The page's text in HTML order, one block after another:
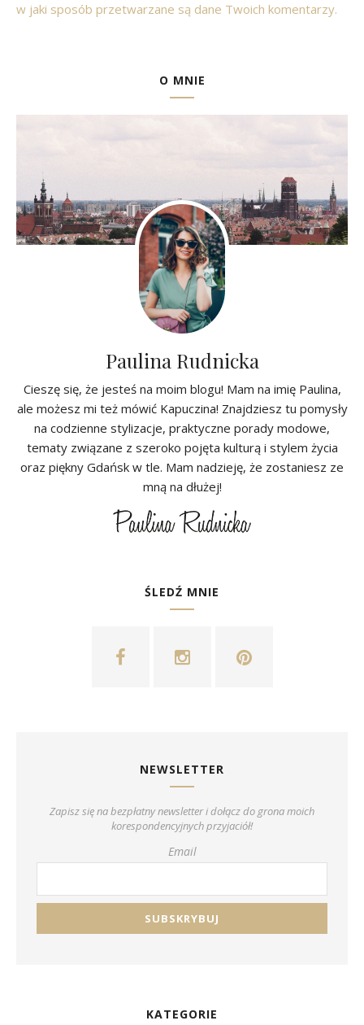
w jaki sposób przetwarzane są dane Twoich komentarzy.
O MNIE
Paulina Rudnicka
Cieszę się, że jesteś na moim blogu! Mam na imię Paulina,
ale możesz mi też mówić Kapuczina! Znajdziesz tu pomysły
na codzienne stylizacje, praktyczne porady modowe,
tematy związane z szeroko pojęta kulturą i stylem życia
oraz piękny Gdańsk w tle. Mam nadzieję, że zostaniesz ze
mną na dłużej!
ŚLEDŹ MNIE
NEWSLETTER
Zapisz się na bezpłatny newsletter i dołącz do grona moich
korespondencyjnych przyjaciół!
Email
KATEGORIE